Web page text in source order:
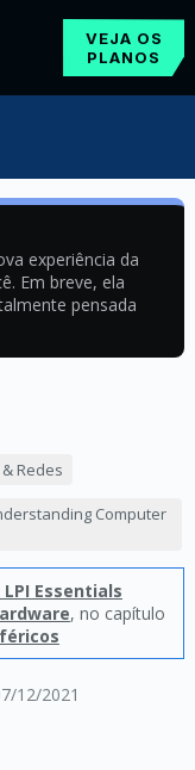
VEJA OS
PLANOS
experiência da
Em breve, ela
pensada
12/2021
Redes
Computer
Essentials
, no capítulo